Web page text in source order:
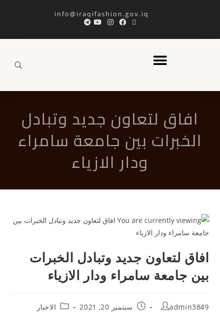
افاق لتعاون جديد وتبادل
الخبرات بين جامعة سامراء
ودار الازياء
افاق لتعاون جديد وتبادل الخبرات
بين جامعة سامراء ودار الازياء
admin3849 سبتمبر 20, 2021 الاخبار